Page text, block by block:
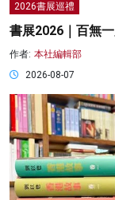
2026書展巡禮
書展2026｜百無
作者: 本社編輯部
2026-08-07